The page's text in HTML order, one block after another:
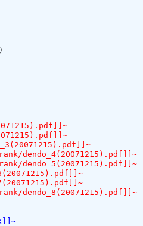
dendo_4(20071215).pdf]]~
dendo_5(20071215).pdf]]~
dendo_8(20071215).pdf]]~